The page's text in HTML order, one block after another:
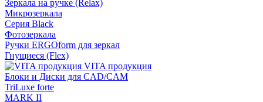
Зеркала на ручке (Relax)
Микрозеркала
Серия Black
Фотозеркала
Ручки ERGOform для зеркал
Гнущиеся (Flex)
VITA продукция
Блоки и Диски для CAD/CAM
TriLuxe forte
MARK II